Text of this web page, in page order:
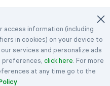
access information (including
in cookies) on your device to
services and personalize ads
preferences, click here . For more
at any time go to the
.
Rights Reserved.
Premi